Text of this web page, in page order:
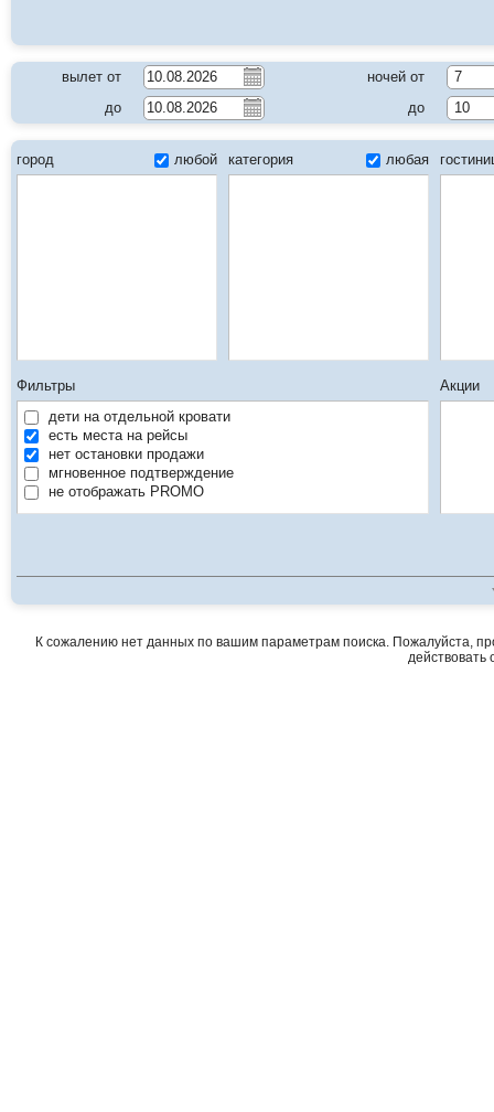
вылет от ночей от
7
до
до 10
город любой категория любая
Фильтры
дети на отдельной кровати
есть места на рейсы
нет остановки продажи
мгновенное подтверждение
не отображать PROMO
Акции
К сожалению нет данных по вашим параметрам поиска. Пожалуйста,
действовать